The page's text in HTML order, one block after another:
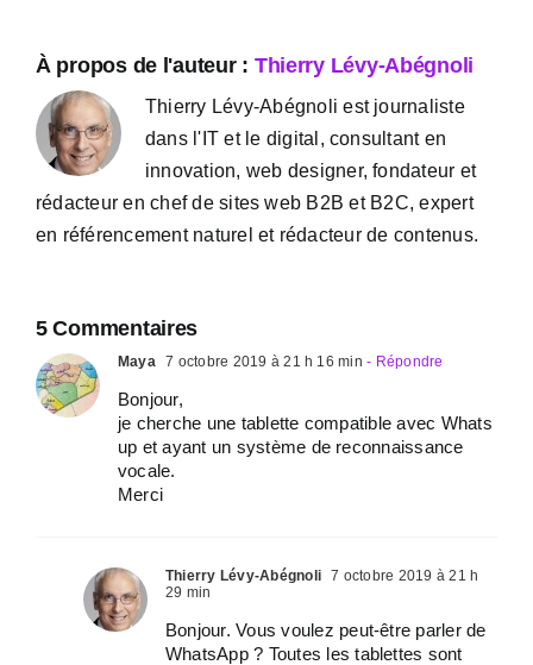
À propos de l'auteur : Thierry Lévy-Abégnoli
Thierry Lévy-Abégnoli est journaliste
dans l'IT et le digital, consultant en
innovation, web designer, fondateur et
rédacteur en chef de sites web B2B et B2C, expert
en référencement naturel et rédacteur de contenus.
5 Commentaires
Maya 7 octobre 2019 à 21 h 16 min - Répondre
Bonjour,
je cherche une tablette compatible avec Whats
up et ayant un système de reconnaissance
vocale.
Merci
Thierry Lévy-Abégnoli 7 octobre 2019 à 21 h
29 min
Bonjour. Vous voulez peut-être parler de
WhatsApp ? Toutes les tablettes sont